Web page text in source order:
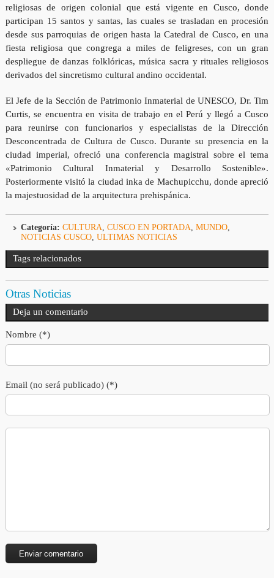
religiosas de origen colonial que está vigente en Cusco, donde
participan 15 santos y santas, las cuales se trasladan en procesión
desde sus parroquias de origen hasta la Catedral de Cusco, en una
fiesta religiosa que congrega a miles de feligreses, con un gran
despliegue de danzas folklóricas, música sacra y rituales religiosos
derivados del sincretismo cultural andino occidental.
El Jefe de la Sección de Patrimonio Inmaterial de UNESCO, Dr. Tim
Curtis, se encuentra en visita de trabajo en el Perú y llegó a Cusco
para reunirse con funcionarios y especialistas de la Dirección
Desconcentrada de Cultura de Cusco. Durante su presencia en la
ciudad imperial, ofreció una conferencia magistral sobre el tema
«Patrimonio Cultural Inmaterial y Desarrollo Sostenible».
Posteriormente visitó la ciudad inka de Machupicchu, donde apreció
la majestuosidad de la arquitectura prehispánica.
Categoría: CULTURA, CUSCO EN PORTADA, MUNDO,
NOTICIAS CUSCO, ULTIMAS NOTICIAS
Tags relacionados
Otras Noticias
Deja un comentario
Nombre (*)
Email (no será publicado) (*)